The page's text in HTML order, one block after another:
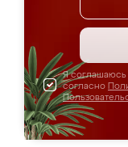
Я соглашаюсь
согласно